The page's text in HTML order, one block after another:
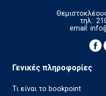
τηλ.:
email:
Γενικές πληροφορίες
Τι είναι το bookpoint